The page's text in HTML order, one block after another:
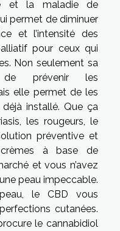
et la maladie de
permet de diminuer
et l’intensité des
pour ceux qui
Non seulement sa
de prévenir les
elle permet de les
installé. Que ça
les rougeurs, le
préventive et
à base de
et vous n’avez
peau impeccable.
le CBD vous
cutanées.
le cannabidiol